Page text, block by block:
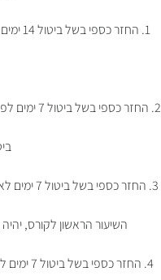
1. החזר כספי בשל ביטול 14 ימים לפני תחילת קורס יהיה בקיזוז של 4% דמי
2. החזר כספי בשל ביטול 7 ימים לפני תחילת הקורס יהיה בקיזוז של 9% בגין דמי
3. החזר כספי בשל ביטול 7 ימים לאחר תחילת הקורס וזאת בתנאי שהתקיים רק
השיעור הראשון לקורס, יהיה בקיזוז של 9% בגין
4. החזר כספי בשל ביטול 7 ימים לאחר תחילת הקורס ולאחר קיומו של השיעור